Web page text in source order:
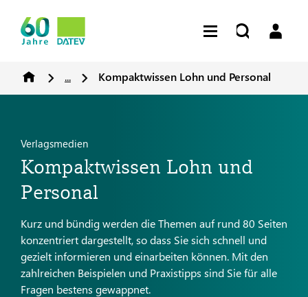
... Kompaktwissen Lohn und Personal
Verlagsmedien
Kompaktwissen Lohn und
Personal
Kurz und bündig werden die Themen auf rund 80 Seiten
konzentriert dargestellt, so dass Sie sich schnell und
gezielt informieren und einarbeiten können. Mit den
zahlreichen Beispielen und Praxistipps sind Sie für alle
Fragen bestens gewappnet.